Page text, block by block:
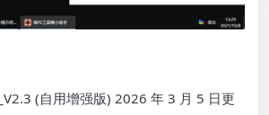
(自用增强版) 2026 年 3 月 5 日更